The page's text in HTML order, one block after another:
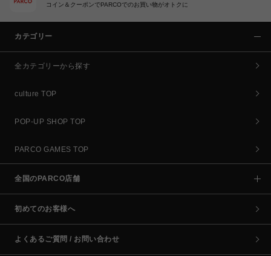
コイン＆クーポンでPARCOでのお買い物がオトクに
カテゴリー
全カテゴリーから探す
culture TOP
POP-UP SHOP TOP
PARCO GAMES TOP
全国のPARCO店舗
初めてのお客様へ
よくあるご質問 / お問い合わせ